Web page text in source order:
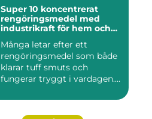
Super 10 koncentrerat
rengöringsmedel med
industrikraft för hem och
Många letar efter ett
rengöringsmedel som både
klarar tuff smuts och
fungerar tryggt i vardagen.